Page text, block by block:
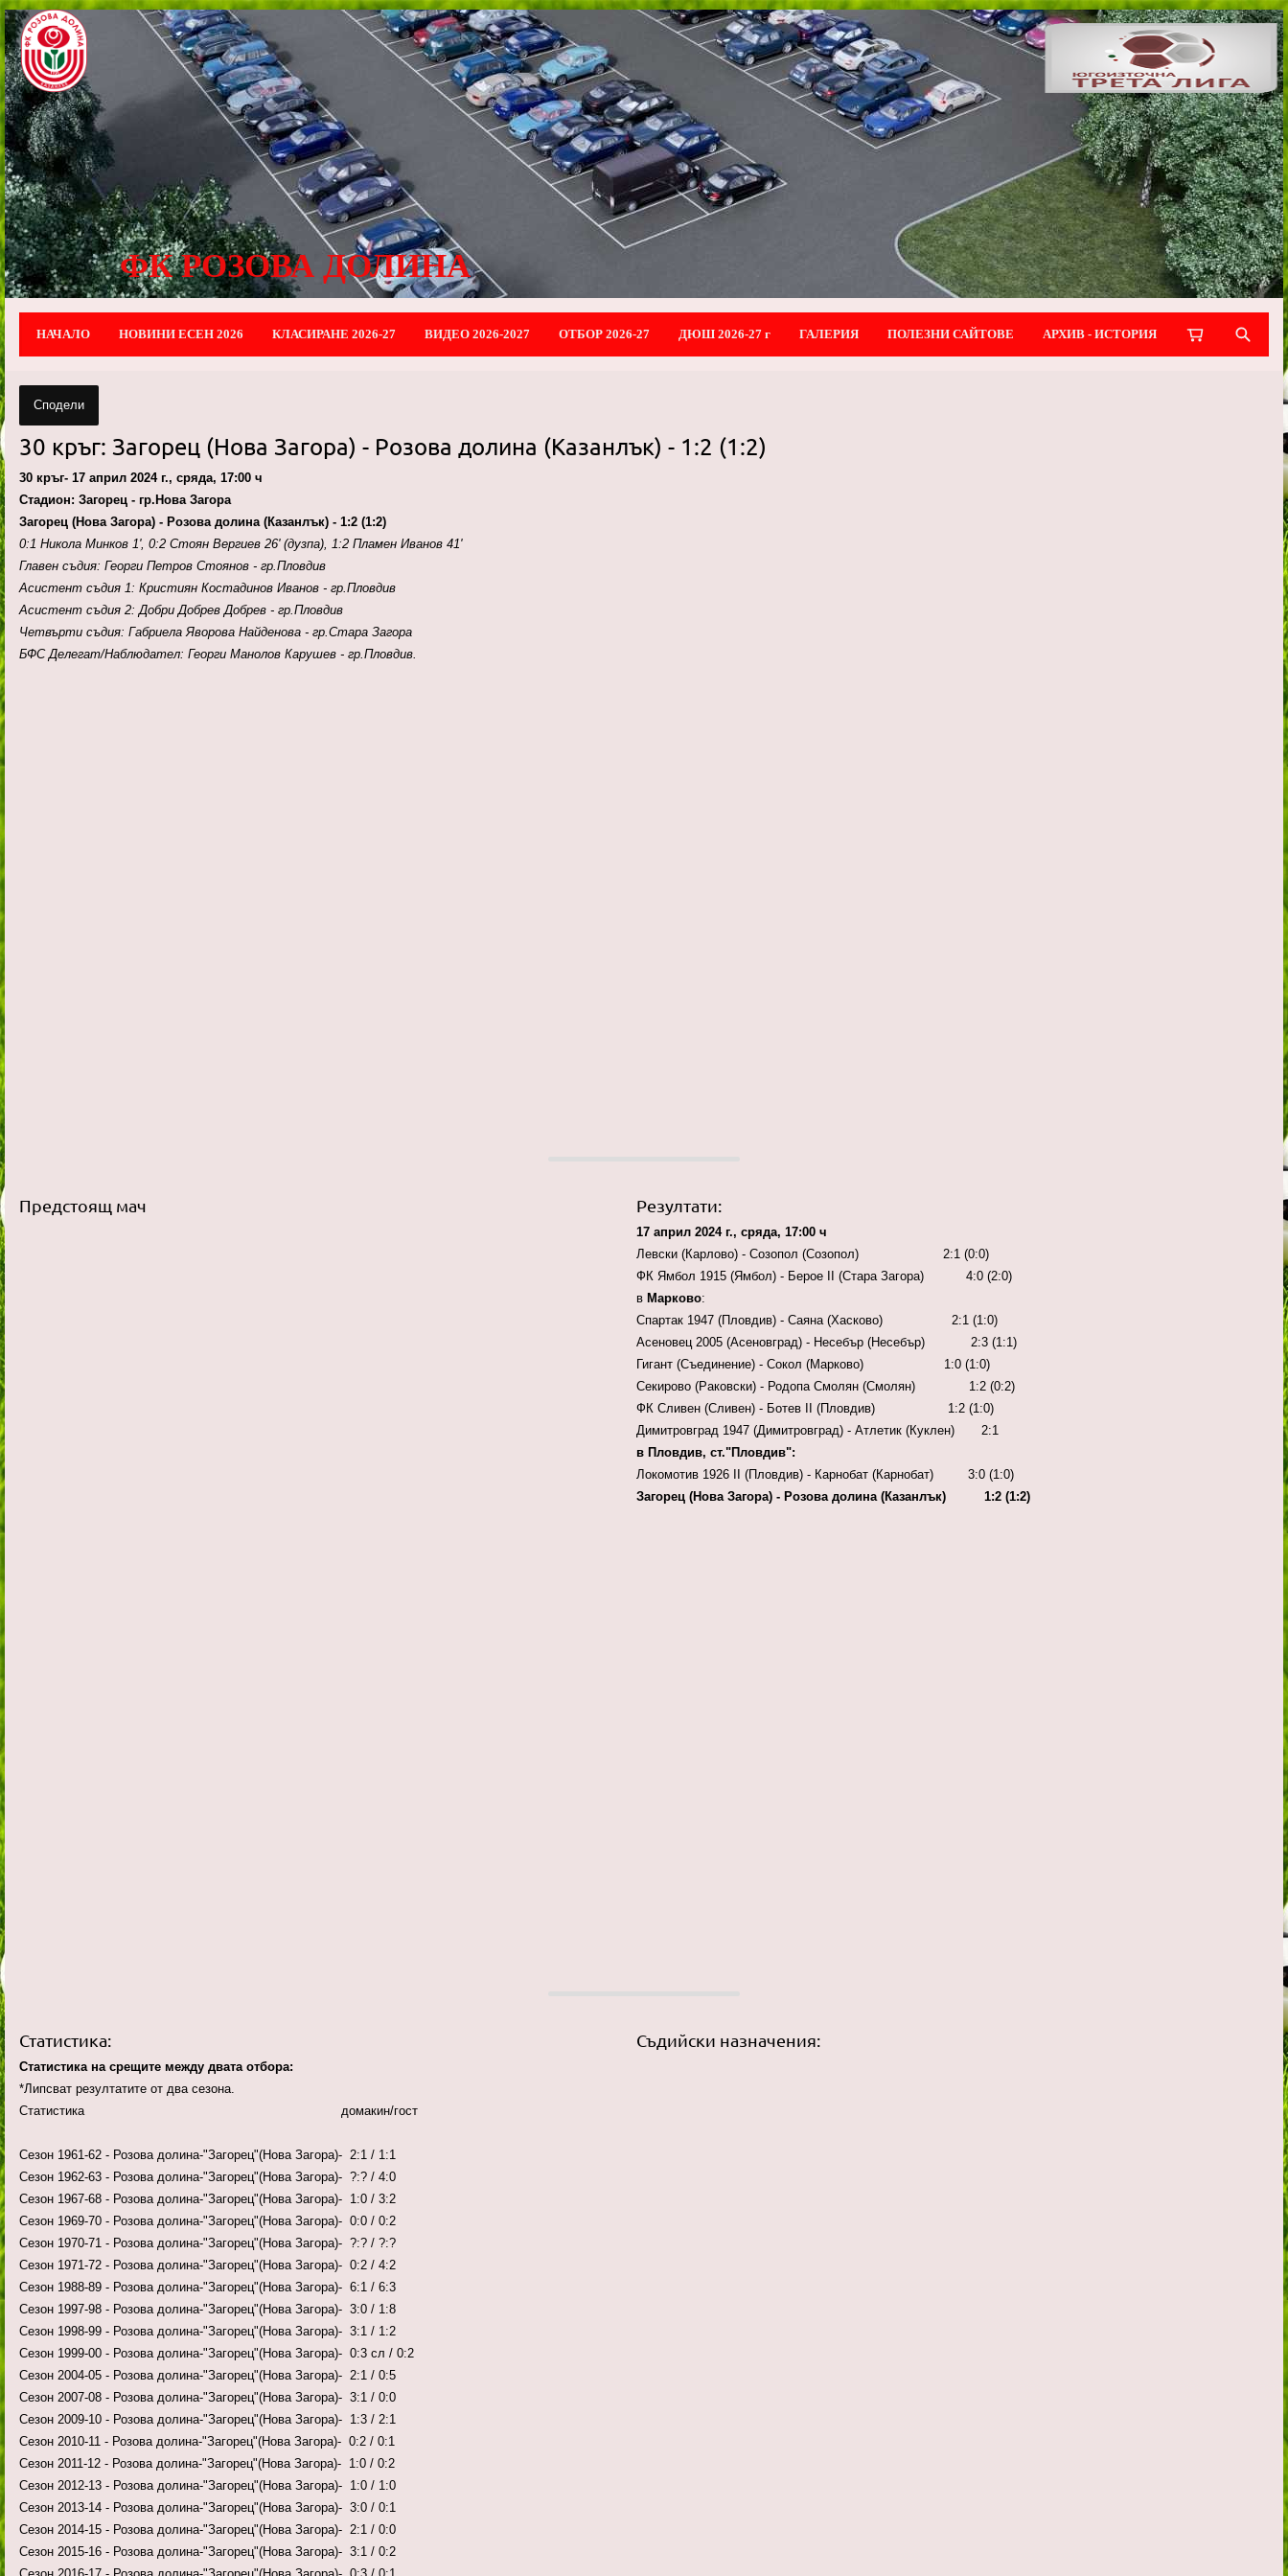
ФК РОЗОВА ДОЛИНА
НАЧАЛО НОВИНИ ЕСЕН 2026 КЛАСИРАНЕ 2026-27 ВИДЕО 2026-2027 ОТБОР 2026-27 ДЮШ 2026-27 г ГАЛЕРИЯ ПОЛЕЗНИ САЙТОВЕ АРХИВ - ИСТОРИЯ
Сподели
30 кръг: Загорец (Нова Загора) - Розова долина (Казанлък) - 1:2 (1:2)
30 кръг- 17 април 2024 г., сряда, 17:00 ч
Стадион: Загорец - гр.Нова Загора
Загорец (Нова Загора) - Розова долина (Казанлък) - 1:2 (1:2)
0:1 Никола Минков 1', 0:2 Стоян Вергиев 26' (дузпа), 1:2 Пламен Иванов 41'
Главен съдия: Георги Петров Стоянов - гр.Пловдив
Асистент съдия 1: Кристиян Костадинов Иванов - гр.Пловдив
Асистент съдия 2: Добри Добрев Добрев - гр.Пловдив
Четвърти съдия: Габриела Яворова Найденова - гр.Стара Загора
БФС Делегат/Наблюдател: Георги Манолов Карушев - гр.Пловдив.
Предстоящ мач Резултати:
17 април 2024 г., сряда, 17:00 ч
Левски (Карлово) - Созопол (Созопол) 2:1 (0:0)
ФК Ямбол 1915 (Ямбол) - Берое II (Стара Загора) 4:0 (2:0)
в Марково:
Спартак 1947 (Пловдив) - Саяна (Хасково) 2:1 (1:0)
Асеновец 2005 (Асеновград) - Несебър (Несебър) 2:3 (1:1)
Гигант (Съединение) - Сокол (Марково) 1:0 (1:0)
Секирово (Раковски) - Родопа Смолян (Смолян) 1:2 (0:2)
ФК Сливен (Сливен) - Ботев II (Пловдив) 1:2 (1:0)
Димитровград 1947 (Димитровград) - Атлетик (Куклен) 2:1
в Пловдив, ст."Пловдив":
Локомотив 1926 II (Пловдив) - Карнобат (Карнобат) 3:0 (1:0)
Загорец (Нова Загора) - Розова долина (Казанлък) 1:2 (1:2)
Статистика:
Статистика на срещите между двата отбора:
*Липсват резултатите от два сезона.
Статистика домакин/гост
Сезон 1961-62 - Розова долина-"Загорец"(Нова Загора)- 2:1 / 1:1
Сезон 1962-63 - Розова долина-"Загорец"(Нова Загора)- ?:? / 4:0
Сезон 1967-68 - Розова долина-"Загорец"(Нова Загора)- 1:0 / 3:2
Сезон 1969-70 - Розова долина-"Загорец"(Нова Загора)- 0:0 / 0:2
Сезон 1970-71 - Розова долина-"Загорец"(Нова Загора)- ?:? / ?:?
Сезон 1971-72 - Розова долина-"Загорец"(Нова Загора)- 0:2 / 4:2
Сезон 1988-89 - Розова долина-"Загорец"(Нова Загора)- 6:1 / 6:3
Сезон 1997-98 - Розова долина-"Загорец"(Нова Загора)- 3:0 / 1:8
Сезон 1998-99 - Розова долина-"Загорец"(Нова Загора)- 3:1 / 1:2
Сезон 1999-00 - Розова долина-"Загорец"(Нова Загора)- 0:3 сл / 0:2
Сезон 2004-05 - Розова долина-"Загорец"(Нова Загора)- 2:1 / 0:5
Сезон 2007-08 - Розова долина-"Загорец"(Нова Загора)- 3:1 / 0:0
Сезон 2009-10 - Розова долина-"Загорец"(Нова Загора)- 1:3 / 2:1
Сезон 2010-11 - Розова долина-"Загорец"(Нова Загора)- 0:2 / 0:1
Сезон 2011-12 - Розова долина-"Загорец"(Нова Загора)- 1:0 / 0:2
Сезон 2012-13 - Розова долина-"Загорец"(Нова Загора)- 1:0 / 1:0
Сезон 2013-14 - Розова долина-"Загорец"(Нова Загора)- 3:0 / 0:1
Сезон 2014-15 - Розова долина-"Загорец"(Нова Загора)- 2:1 / 0:0
Сезон 2015-16 - Розова долина-"Загорец"(Нова Загора)- 3:1 / 0:2
Съдийски назначения: